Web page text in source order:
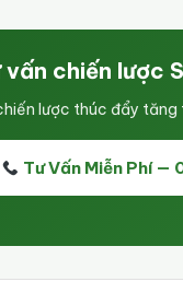
vấn chiến lược
lược thúc đẩy
Tư Vấn Miễn Phí —